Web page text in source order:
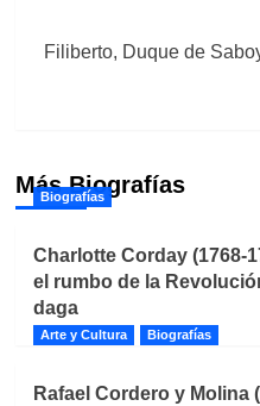
Filiberto, Duque de
Más Biografías
Biografías
Charlotte Corday (1768-
el rumbo de la
daga
Arte y Cultura Biografías
Rafael Cordero y Molina